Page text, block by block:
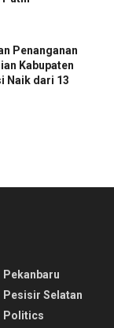
Penanganan
Kabupaten
Naik dari 13
Pekanbaru
Pesisir Selatan
Politics